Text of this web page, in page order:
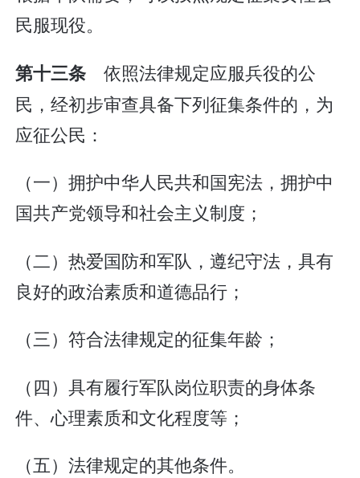
民服现役。
第十三条 依照法律规定应服兵役的公
民，经初步审查具备下列征集条件的，为
应征公民：
（一）拥护中华人民共和国宪法，拥护中
国共产党领导和社会主义制度；
（二）热爱国防和军队，遵纪守法，具有
良好的政治素质和道德品行；
（三）符合法律规定的征集年龄；
（四）具有履行军队岗位职责的身体条
件、心理素质和文化程度等；
（五）法律规定的其他条件。